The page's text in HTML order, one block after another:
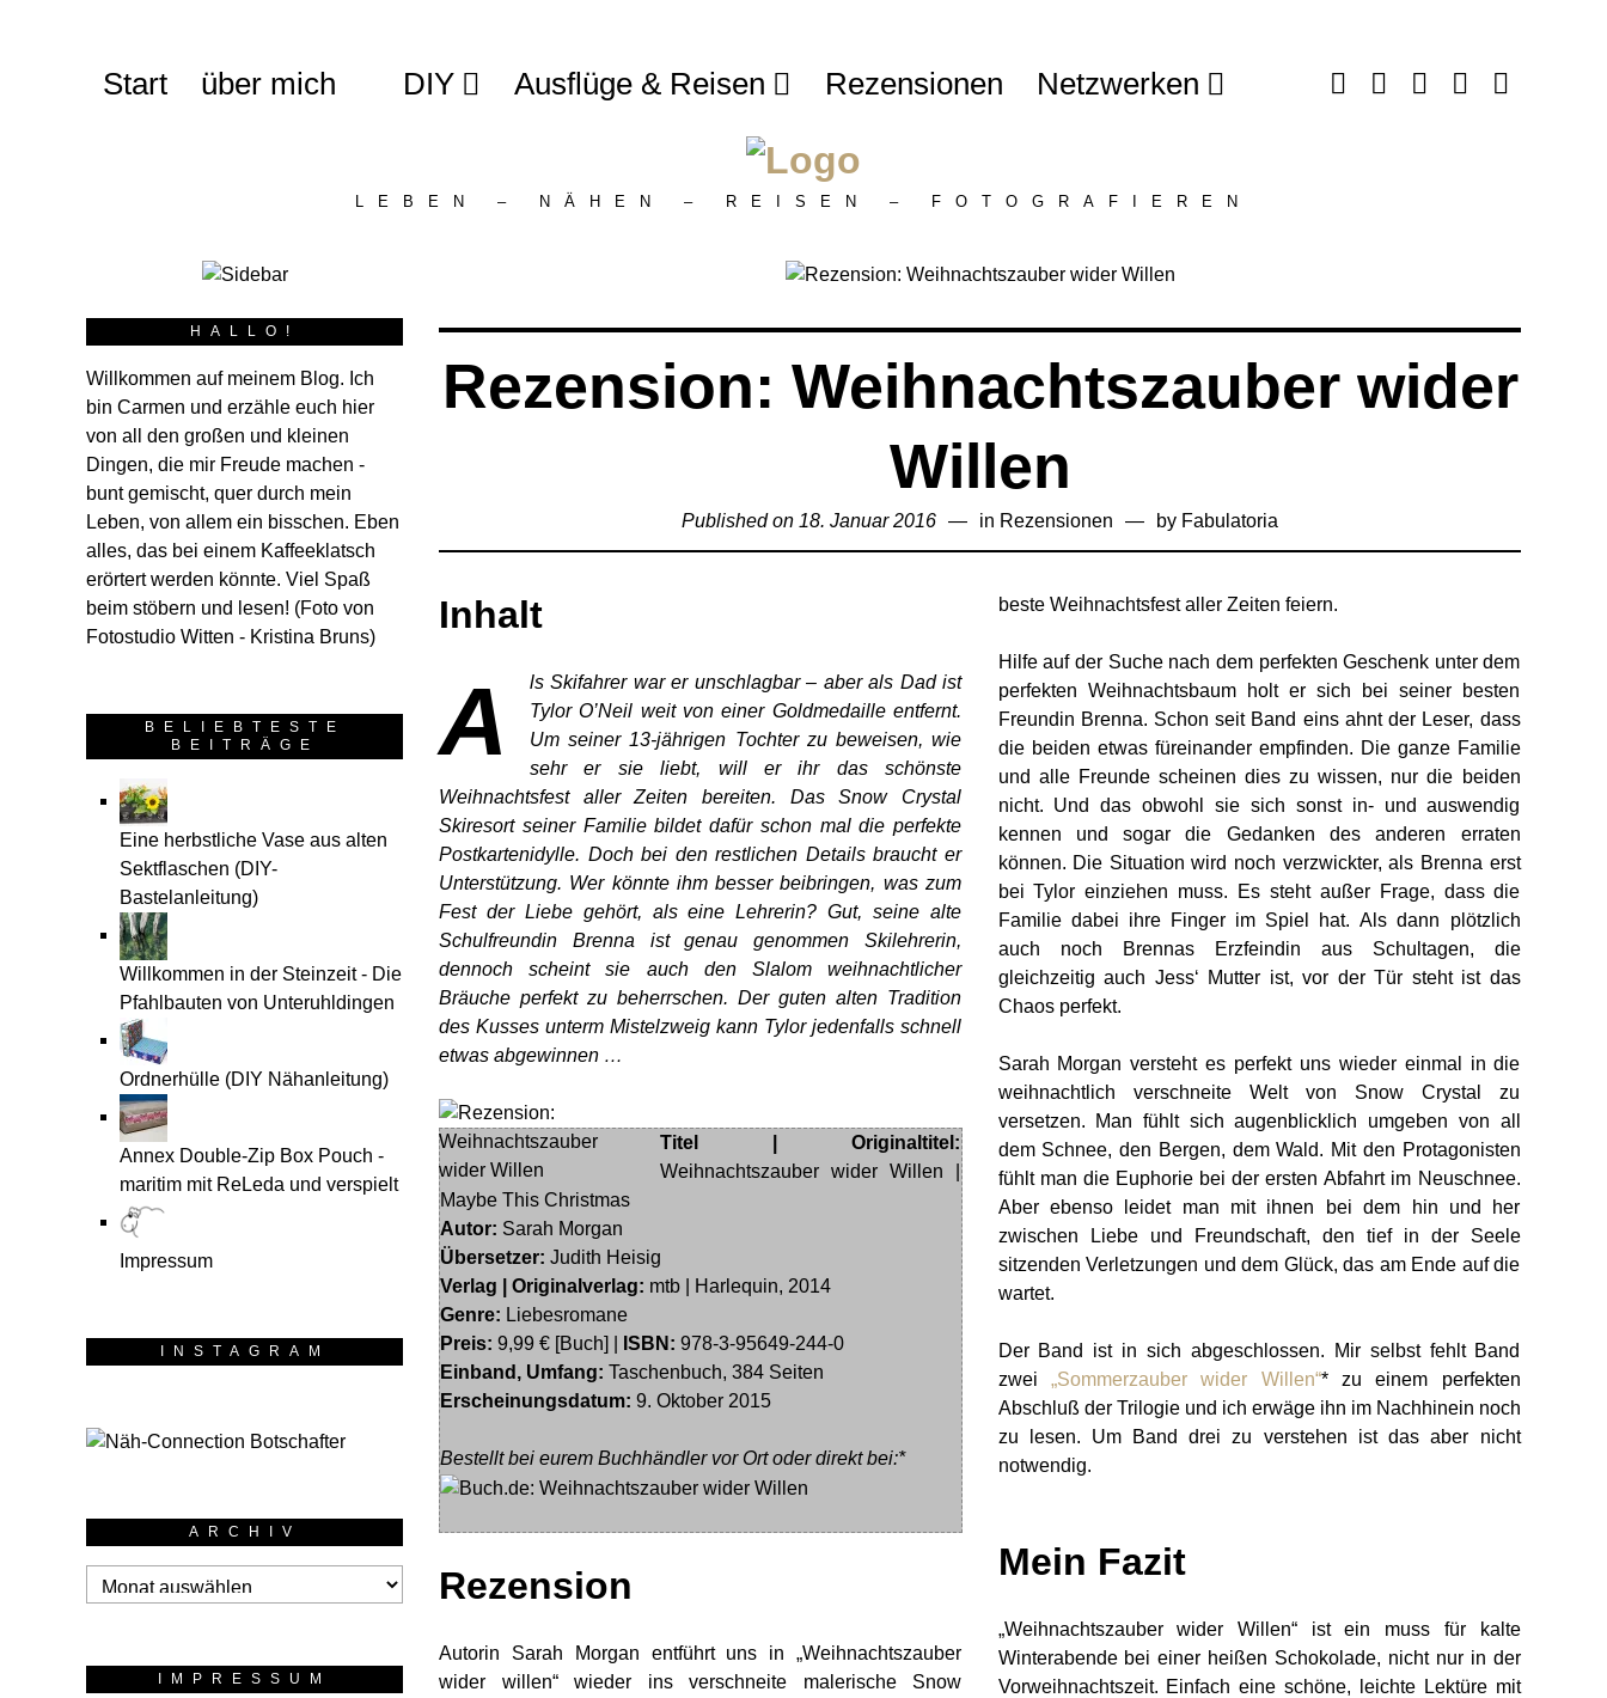
Start über mich DIY Ausflüge & Reisen Rezensionen Netzwerken
LEBEN – NÄHEN – REISEN – FOTOGRAFIEREN
Rezension: Weihnachtszauber wider
Willen
Published on 18. Januar 2016 2.
April
in Rezensionen by Fabulatoria
Inhalt
A
ls Skifahrer war er unschlagbar – aber als Dad ist
Tylor O’Neil weit von einer Goldmedaille entfernt.
Um seiner 13-jährigen Tochter zu beweisen, wie
sehr er sie liebt, will er ihr das schönste
Weihnachtsfest aller Zeiten bereiten. Das Snow Crystal
Skiresort seiner Familie bildet dafür schon mal die perfekte
Postkartenidylle. Doch bei den restlichen Details braucht er
Unterstützung. Wer könnte ihm besser beibringen, was zum
Fest der Liebe gehört, als eine Lehrerin? Gut, seine alte
Schulfreundin Brenna ist genau genommen Skilehrerin,
dennoch scheint sie auch den Slalom weihnachtlicher
Bräuche perfekt zu beherrschen. Der guten alten Tradition
des Kusses unterm Mistelzweig kann Tylor jedenfalls schnell
etwas abgewinnen …
Titel | Originaltitel:
Weihnachtszauber wider Willen |
Maybe This Christmas
Autor: Sarah Morgan
Übersetzer: Judith Heisig
Verlag | Originalverlag: mtb | Harlequin, 2014
Genre: Liebesromane
Preis: 9,99 € [Buch] | ISBN: 978-3-95649-244-0
Einband, Umfang: Taschenbuch, 384 Seiten
Erscheinungsdatum: 9. Oktober 2015
Bestellt bei eurem Buchhändler vor Ort oder direkt bei:*
Rezension
Autorin Sarah Morgan entführt uns in „Weihnachtszauber
wider willen“ wieder ins verschneite malerische Snow
beste Weihnachtsfest aller Zeiten feiern.
Hilfe auf der Suche nach dem perfekten Geschenk unter dem
perfekten Weihnachtsbaum holt er sich bei seiner besten
Freundin Brenna. Schon seit Band eins ahnt der Leser, dass
die beiden etwas füreinander empfinden. Die ganze Familie
und alle Freunde scheinen dies zu wissen, nur die beiden
nicht. Und das obwohl sie sich sonst in- und auswendig
kennen und sogar die Gedanken des anderen erraten
können. Die Situation wird noch verzwickter, als Brenna erst
bei Tylor einziehen muss. Es steht außer Frage, dass die
Familie dabei ihre Finger im Spiel hat. Als dann plötzlich
auch noch Brennas Erzfeindin aus Schultagen, die
gleichzeitig auch Jess‘ Mutter ist, vor der Tür steht ist das
Chaos perfekt.
Sarah Morgan versteht es perfekt uns wieder einmal in die
weihnachtlich verschneite Welt von Snow Crystal zu
versetzen. Man fühlt sich augenblicklich umgeben von all
dem Schnee, den Bergen, dem Wald. Mit den Protagonisten
fühlt man die Euphorie bei der ersten Abfahrt im Neuschnee.
Aber ebenso leidet man mit ihnen bei dem hin und her
zwischen Liebe und Freundschaft, den tief in der Seele
sitzenden Verletzungen und dem Glück, das am Ende auf die
wartet.
Der Band ist in sich abgeschlossen. Mir selbst fehlt Band
zwei „Sommerzauber wider Willen“* zu einem perfekten
Abschluß der Trilogie und ich erwäge ihn im Nachhinein noch
zu lesen. Um Band drei zu verstehen ist das aber nicht
notwendig.
Mein Fazit
„Weihnachtszauber wider Willen“ ist ein muss für kalte
Winterabende bei einer heißen Schokolade, nicht nur in der
Vorweihnachtszeit. Einfach eine schöne, leichte Lektüre mit
HALLO!
Willkommen auf meinem Blog. Ich
bin Carmen und erzähle euch hier
von all den großen und kleinen
Dingen, die mir Freude machen -
bunt gemischt, quer durch mein
Leben, von allem ein bisschen. Eben
alles, das bei einem Kaffeeklatsch
erörtert werden könnte. Viel Spaß
beim stöbern und lesen! (Foto von
Fotostudio Witten - Kristina Bruns)
BELIEBTESTE
BEITRÄGE
Eine herbstliche Vase aus alten
Sektflaschen (DIY-
Bastelanleitung)
Willkommen in der Steinzeit - Die
Pfahlbauten von Unteruhldingen
Ordnerhülle (DIY Nähanleitung)
Annex Double-Zip Box Pouch -
maritim mit ReLeda und verspielt
Impressum
INSTAGRAM
ARCHIV
Archiv
IMPRESSUM